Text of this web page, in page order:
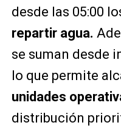
desde las 05:00
repartir agua.
se suman desde
lo que permite
unidades
distribución